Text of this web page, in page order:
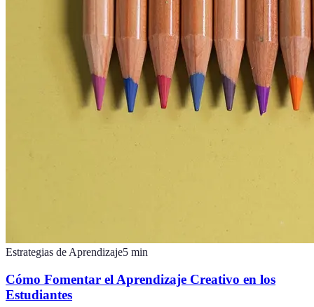
Estrategias de Aprendizaje5 min
Cómo Fomentar el Aprendizaje Creativo en los
Estudiantes